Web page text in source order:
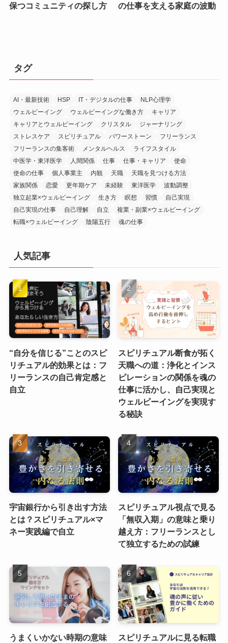
保つコミュニティの探し方
の仕事を支える家庭の波動
タグ
AI・最新技術 HSP IT・デジタルの仕事
NLP心理学
ウェルビーイング
ウェルビーイングな働き方
キャリア
キャリアとウェルビーイング
クリスタル
ジャーナリング
ストレスケア
スピリチュアル パワーストーン
フリーランス
フリーランスの集客術
メンタルヘルス
ライフスタイル
中医学・東洋医学
人間関係 仕事 仕事・キャリア
使命
使命の仕事
個人事業主 内観 天職
天職を見つける方法
家族関係
恋愛 更年期ケア 未経験 東洋医学
波動調整
独立起業×ウェルビーイング
生き方 瞑想 習慣
自己実現
自己実現の仕事
自己理解 自立
複業・副業×ウェルビーイング
転職×ウェルビーイング
陰陽五行 魂の仕事
人気記事
“自分を信じる”ことのスピ
リチュアル的効果とは：フ
リーランスの自己肯定感と
自立
スピリチュアル断食が拓く
天職への道：浄化とインス
ピレーションの関係を魂の
仕事に活かし、自己実現と
ウェルビーイングを実現す
る秘訣
宇宙銀行から引き出す方法
とは？スピリチュアル×マ
ネー実践編で自立
スピリチュアル視点で見る
「無収入期」の意味と乗り
越え方：フリーランスとし
て独立するための試練
うまくいかない時期の意味
スピリチュアルに見る転職